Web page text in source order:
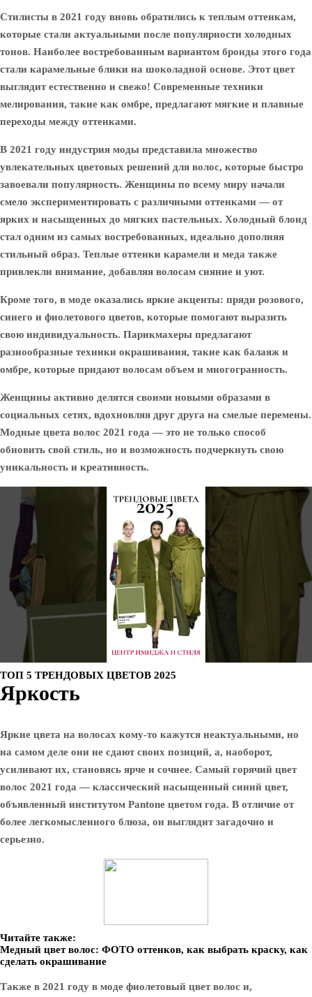
Стилисты в 2021 году вновь обратились к теплым оттенкам,
которые стали актуальными после популярности холодных
тонов. Наиболее востребованным вариантом бронды этого года
стали карамельные блики на шоколадной основе. Этот цвет
выглядит естественно и свежо! Современные техники
мелирования, такие как омбре, предлагают мягкие и плавные
переходы между оттенками.
В 2021 году индустрия моды представила множество
увлекательных цветовых решений для волос, которые быстро
завоевали популярность. Женщины по всему миру начали
смело экспериментировать с различными оттенками — от
ярких и насыщенных до мягких пастельных. Холодный блонд
стал одним из самых востребованных, идеально дополняя
стильный образ. Теплые оттенки карамели и меда также
привлекли внимание, добавляя волосам сияние и уют.
Кроме того, в моде оказались яркие акценты: пряди розового,
синего и фиолетового цветов, которые помогают выразить
свою индивидуальность. Парикмахеры предлагают
разнообразные техники окрашивания, такие как балаяж и
омбре, которые придают волосам объем и многогранность.
Женщины активно делятся своими новыми образами в
социальных сетях, вдохновляя друг друга на смелые перемены.
Модные цвета волос 2021 года — это не только способ
обновить свой стиль, но и возможность подчеркнуть свою
уникальность и креативность.
ТОП 5 ТРЕНДОВЫХ ЦВЕТОВ 2025
Яркость
Яркие цвета на волосах кому-то кажутся неактуальными, но
на самом деле они не сдают своих позиций, а, наоборот,
усиливают их, становясь ярче и сочнее. Самый горячий цвет
волос 2021 года — классический насыщенный синий цвет,
объявленный институтом Pantone цветом года. В отличие от
более легкомысленного блюза, он выглядит загадочно и
серьезно.
Читайте также:
Медный цвет волос: ФОТО оттенков, как выбрать краску, как
сделать окрашивание
Также в 2021 году в моде фиолетовый цвет волос и,